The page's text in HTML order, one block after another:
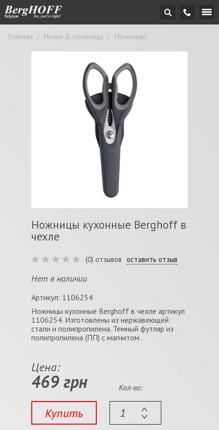
Главная / Ножи & ножницы / Ножницы
Ножницы кухонные Berghoff в
чехле
(0) отзывов оставить отзыв
Нет в наличии
Артикул: 1106254
Ножницы кухонные Berghoff в чехле артикул
1106254. Изготовлены из нержавеющей
стали и полипропилена. Темный футляр из
полипропилена (ПП) с магнитом.
Цена:
469 грн
Купить
Кол-во: